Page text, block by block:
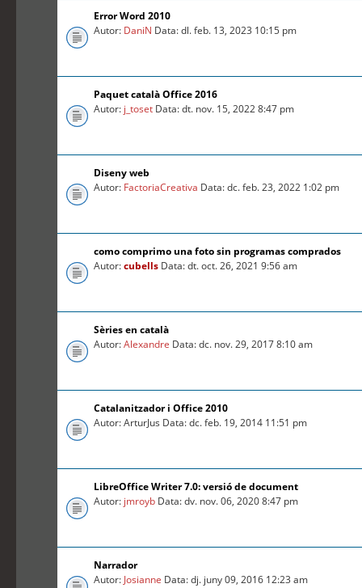
Error Word 2010
Autor: DaniN Data: dl. feb. 13, 2023 10:15 pm
Paquet català Office 2016
Autor: j_toset Data: dt. nov. 15, 2022 8:47 pm
Diseny web
Autor: FactoriaCreativa Data: dc. feb. 23, 2022 1:02 pm
como comprimo una foto sin programas comprados
Autor:cubells Data: dt. oct. 26, 2021 9:56 am
Sèries en català
Autor:Alexandre Data: dc. nov. 29, 2017 8:10 am
Catalanitzador i Office 2010
Autor: ArturJus Data: dc. feb. 19, 2014 11:51 pm
LibreOffice Writer 7.0: versió de document
Autor: jmroyb Data: dv. nov. 06, 2020 8:47 pm
Narrador
Autor: Josianne Data: dj. juny 09, 2016 12:23 am